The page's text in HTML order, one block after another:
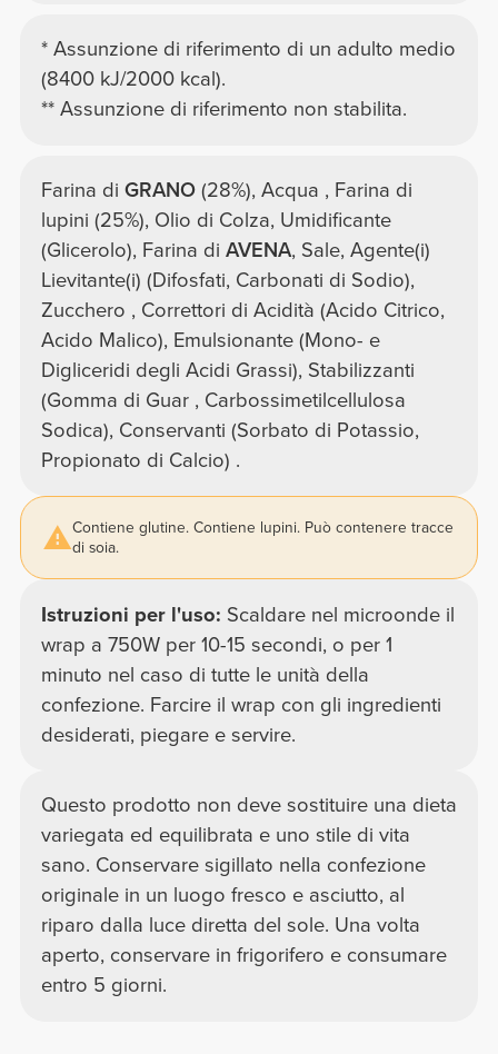
* Assunzione di riferimento di un adulto medio
(8400 kJ/2000 kcal).
** Assunzione di riferimento non stabilita.
Farina di GRANO(28%), Acqua , Farina di
lupini (25%), Olio di Colza, Umidificante
(Glicerolo), Farina di AVENA, Sale, Agente(i)
Lievitante(i) (Difosfati, Carbonati di Sodio),
Zucchero , Correttori di Acidità (Acido Citrico,
Acido Malico), Emulsionante (Mono- e
Digliceridi degli Acidi Grassi), Stabilizzanti
(Gomma di Guar , Carbossimetilcellulosa
Sodica), Conservanti (Sorbato di Potassio,
Propionato di Calcio) .
Contiene glutine. Contiene lupini. Può contenere tracce
di soia.
Istruzioni per l'uso: Scaldare nel microonde il
wrap a 750W per 10-15 secondi, o per 1
minuto nel caso di tutte le unità della
confezione. Farcire il wrap con gli ingredienti
desiderati, piegare e servire.
Questo prodotto non deve sostituire una dieta
variegata ed equilibrata e uno stile di vita
sano. Conservare sigillato nella confezione
originale in un luogo fresco e asciutto, al
riparo dalla luce diretta del sole. Una volta
aperto, conservare in frigorifero e consumare
entro 5 giorni.